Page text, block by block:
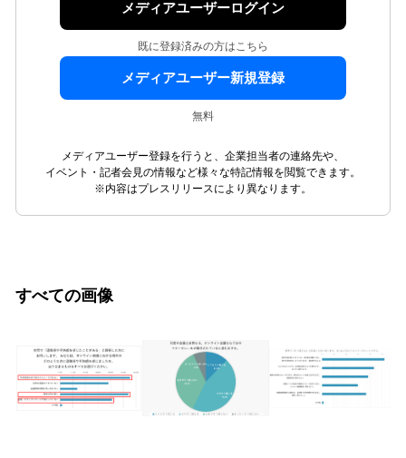
メディアユーザーログイン
既に登録済みの方はこちら
メディアユーザー新規登録
無料
メディアユーザー登録を行うと、企業担当者の連絡先や、
イベント・記者会見の情報など様々な特記情報を閲覧できます。
※内容はプレスリリースにより異なります。
すべての画像